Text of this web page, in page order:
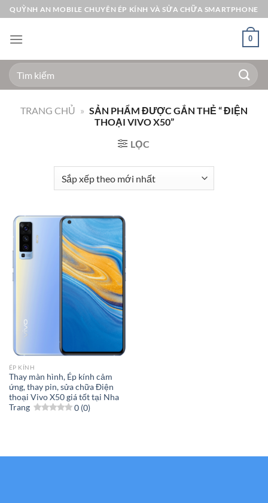
Bỏ
qua
nội
QUỲNH AN MOBILE CHUYÊN ÉP KÍNH VÀ SỬA CHỮA SMARTPHONE
0
Tìm
kiếm:
TRANG CHỦ » SẢN PHẨM ĐƯỢC GẮN THẺ “ ĐIỆN
THOẠI VIVO X50”
LỌC
ÉP KÍNH
Thay màn hình, Ép kính cảm
ứng, thay pin, sửa chữa Điện
thoại Vivo X50 giá tốt tại Nha
Trang
0 (0)